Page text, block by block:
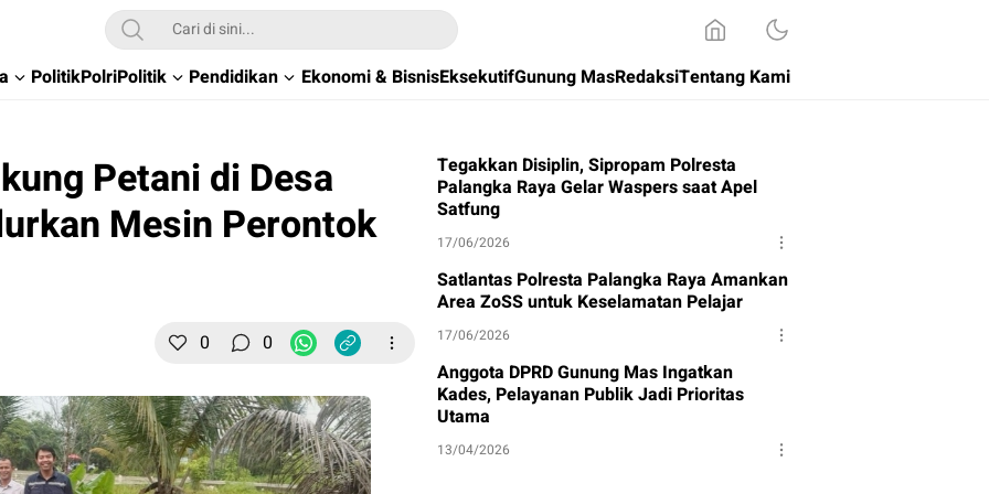
PolitikPolriPolitik Pendidikan Ekonomi & BisnisEksekutifGunung MasRedaksiTentang Kami
Petani di Desa
Mesin Perontok
0 0
Tegakkan Disiplin, Sipropam Polresta
Palangka Raya Gelar Waspers saat Apel
Satfung
17/06/2026
Satlantas Polresta Palangka Raya Amankan
Area ZoSS untuk Keselamatan Pelajar
17/06/2026
Anggota DPRD Gunung Mas Ingatkan
Kades, Pelayanan Publik Jadi Prioritas
Utama
13/04/2026